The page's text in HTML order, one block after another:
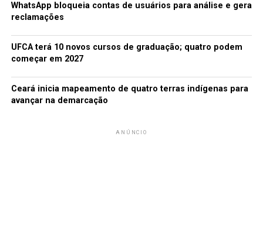
WhatsApp bloqueia contas de usuários para análise e gera
reclamações
UFCA terá 10 novos cursos de graduação; quatro podem
começar em 2027
Ceará inicia mapeamento de quatro terras indígenas para
avançar na demarcação
ANÚNCIO